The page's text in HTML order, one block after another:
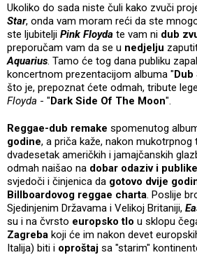
Ukoliko do sada niste čuli kako zvuči
Star, onda vam moram reći da ste
ste ljubitelji Pink Floyda te vam ni dub
preporučam vam da se u nedjelju
Aquarius. Tamo će tog dana publiku
koncertnom prezentacijom albuma "Dub
što je, prepoznat ćete odmah, tribute
Floyda - "Dark Side Of The Moon".
Reggae-dub remake spomenutog
godine, a priča kaže, nakon
dvadesetak američkih i jamajčanskih
odmah naišao na dobar odaziv i
svjedoči i činjenica da gotovo dvije
Billboardovog reggae charta. Poslije
Sjedinjenim Državama i Velikoj Britaniji,
su i na čvrsto europsko tlo u sklopu
Zagreba koji će im nakon devet
Italija) biti i oproštaj sa "starim"